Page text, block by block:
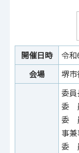
開催日時
令
会場
堺
委
委
委
事
委